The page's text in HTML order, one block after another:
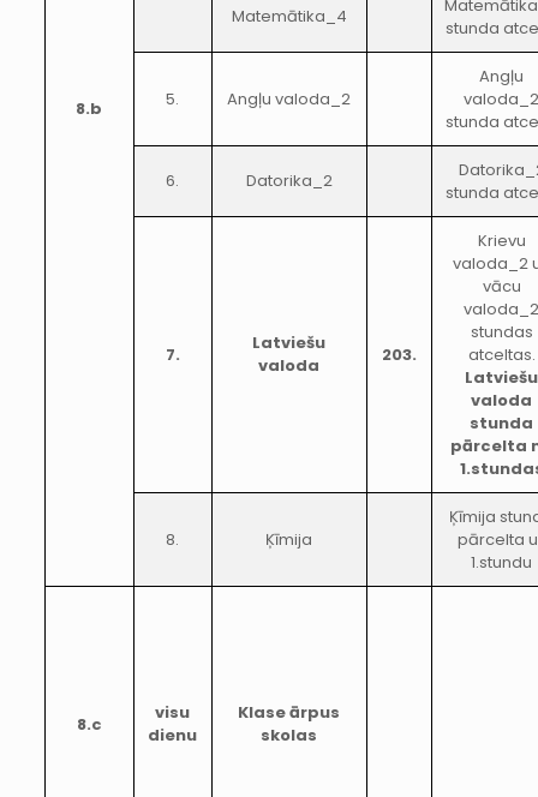
8.b
Matemātika_4
stunda
5. Angļu valoda_2
Angļu
stunda
6. Datorika_2
stunda
7.
Latviešu
valoda
203.
Krievu
valoda_2
vācu
stundas
atceltas.
Latviešu
valoda
stunda
pārcelta
8. Ķīmija
Ķīmija
pārcelta
1.stundu
8.c
visu
dienu
Klase ārpus
skolas